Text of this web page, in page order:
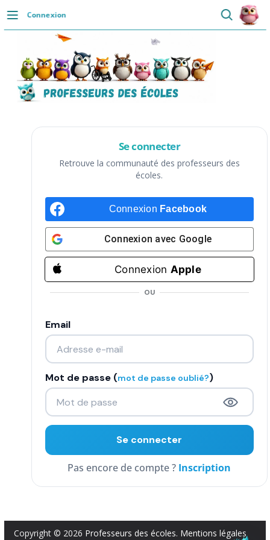
PasserConnexion
DÉCOUVRIR
Accueil
Se connecter
VIE PROFESSIONNELLE
Ressources
Lectures de livres
Mouvement
COMMUNAUTÉ
Forum
Réseaux sociaux
Petites annonces
Se connecter
Retrouve la communauté des professeurs des
écoles.
Connexion Facebook
Connexion avec Google
Connexion Apple
OU
Email
Mot de passe (mot de passe oublié?)
Inscription
Copyright © 2026 Professeurs des écoles. Mentions légales